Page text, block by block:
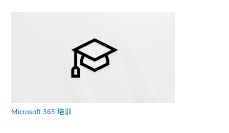
Microsoft 365 培训